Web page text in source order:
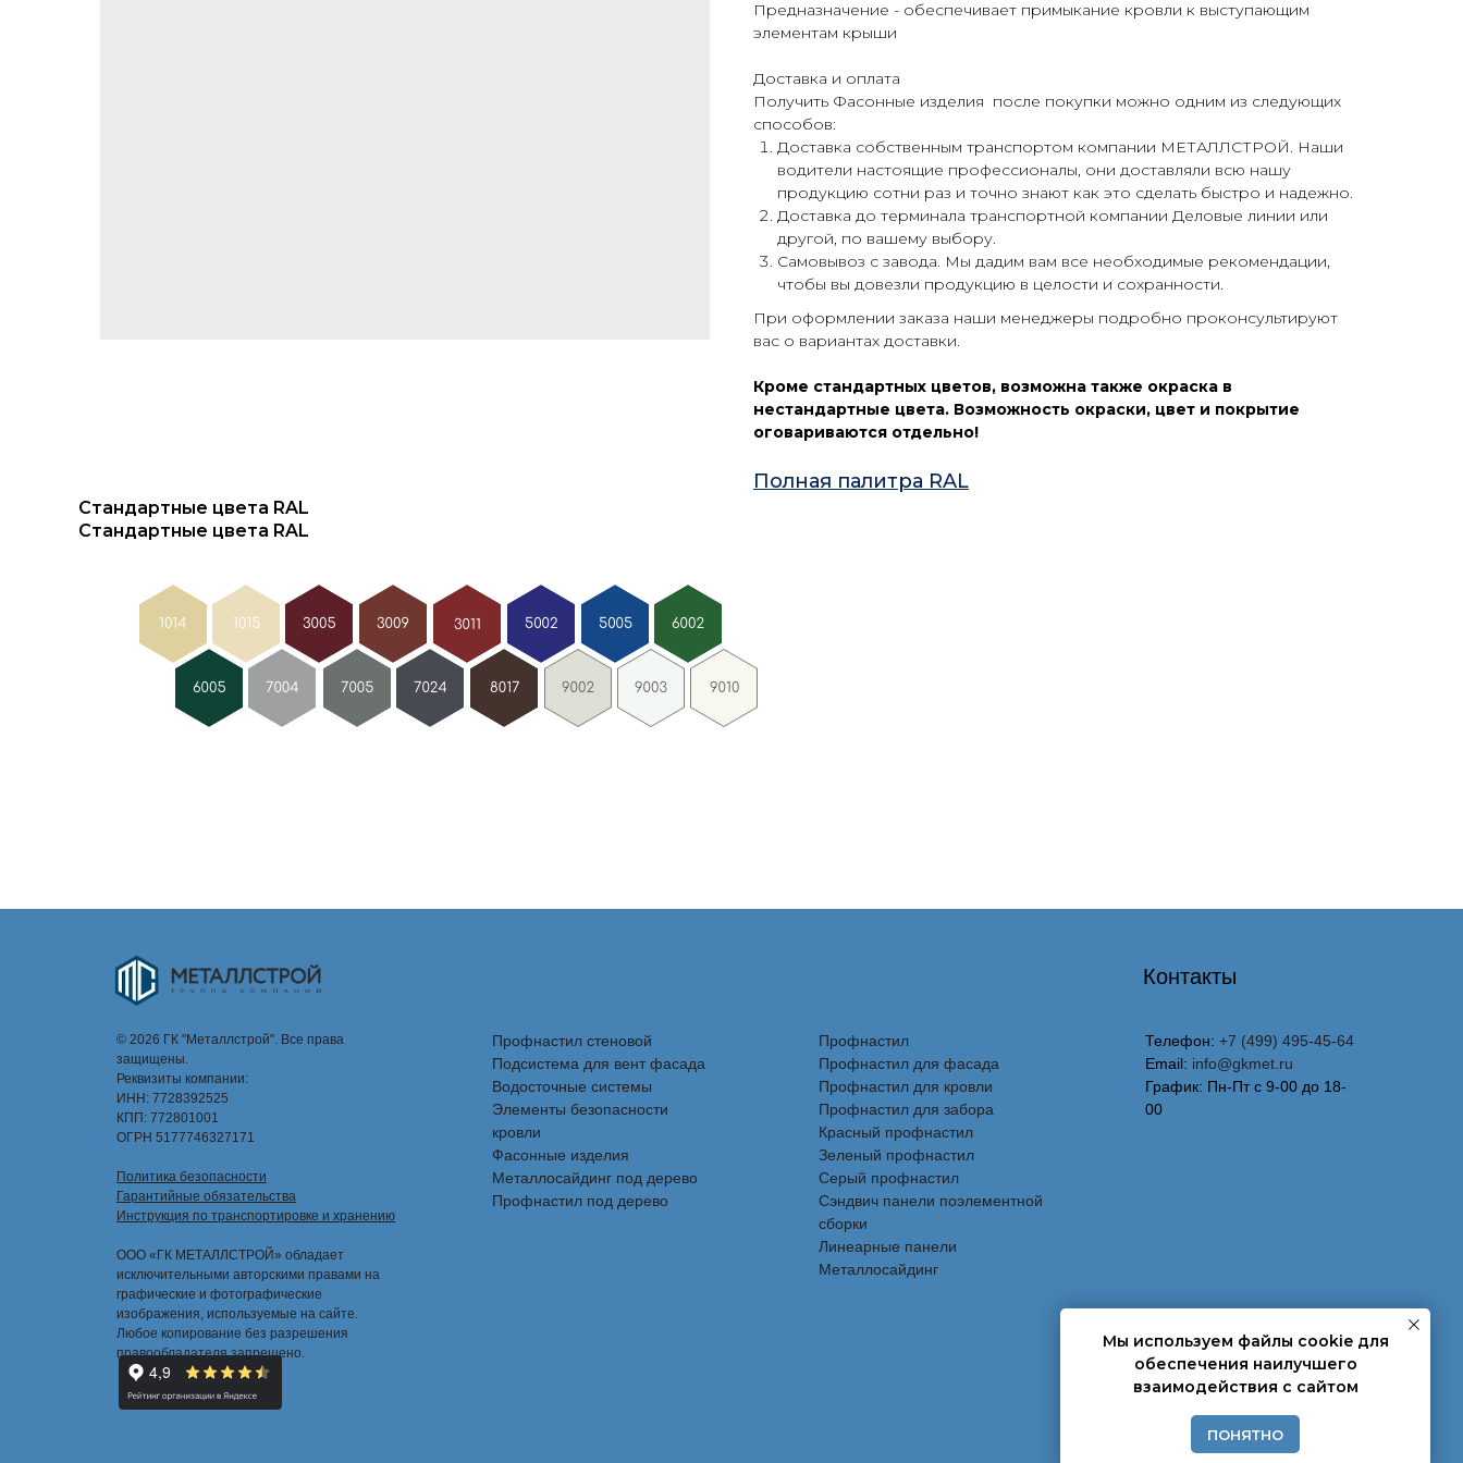
Предназначение - обеспечивает примыкание кровли к выступающим
элементам крыши
Доставка и оплата
Получить Фасонные изделия после покупки можно одним из следующих
способов:
Доставка собственным транспортом компании МЕТАЛЛСТРОЙ. Наши
водители настоящие профессионалы, они доставляли всю нашу
продукцию сотни раз и точно знают как это сделать быстро и надежно.
Доставка до терминала транспортной компании Деловые линии или
другой, по вашему выбору.
Самовывоз с завода. Мы дадим вам все необходимые рекомендации,
чтобы вы довезли продукцию в целости и сохранности.
При оформлении заказа наши менеджеры подробно проконсультируют
вас о вариантах доставки.
Кроме стандартных цветов, возможна также окраска в
нестандартные цвета. Возможность окраски, цвет и покрытие
оговариваются отдельно!
Полная палитра RAL
Стандартные цвета RAL
Стандартные цвета RAL
© 2026 ГК "Металлстрой". Все права
защищены.
Реквизиты компании:
ИНН: 7728392525
КПП: 772801001
ОГРН 5177746327171
Политика безопасности
Гарантийные обязательства
Инструкция по транспортировке и хранению
ООО «ГК МЕТАЛЛСТРОЙ» обладает
исключительными авторскими правами на
графические и фотографические
изображения, используемые на сайте.
Любое копирование без разрешения
правообладателя запрещено.
Профнастил стеновой
Подсистема для вент фасада
Водосточные системы
Элементы безопасности
кровли
Фасонные изделия
Металлосайдинг под дерево
Профнастил под дерево
Профнастил
Профнастил для фасада
Профнастил для кровли
Профнастил для забора
Красный профнастил
Зеленый профнастил
Серый профнастил
Сэндвич панели поэлементной
сборки
Линеарные панели
Металлосайдинг
Телефон: +7 (499) 495-45-64
Email: info@gkmet.ru
График: Пн-Пт с 9-00 до 18-
00
Контакты
Мы используем файлы cookie для
обеспечения наилучшего
взаимодействия с сайтом
ПОНЯТНО